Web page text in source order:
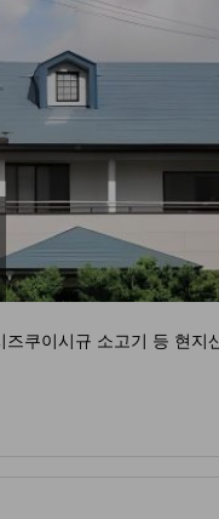
쿠이시규 소고기 등 현